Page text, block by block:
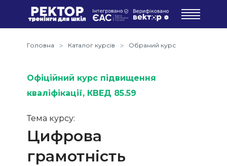
Головна Каталог курсів Обраний курс
Офіційний курс підвищення
кваліфікації, КВЕД 85.59
Тема курсу:
Цифрова
грамотність